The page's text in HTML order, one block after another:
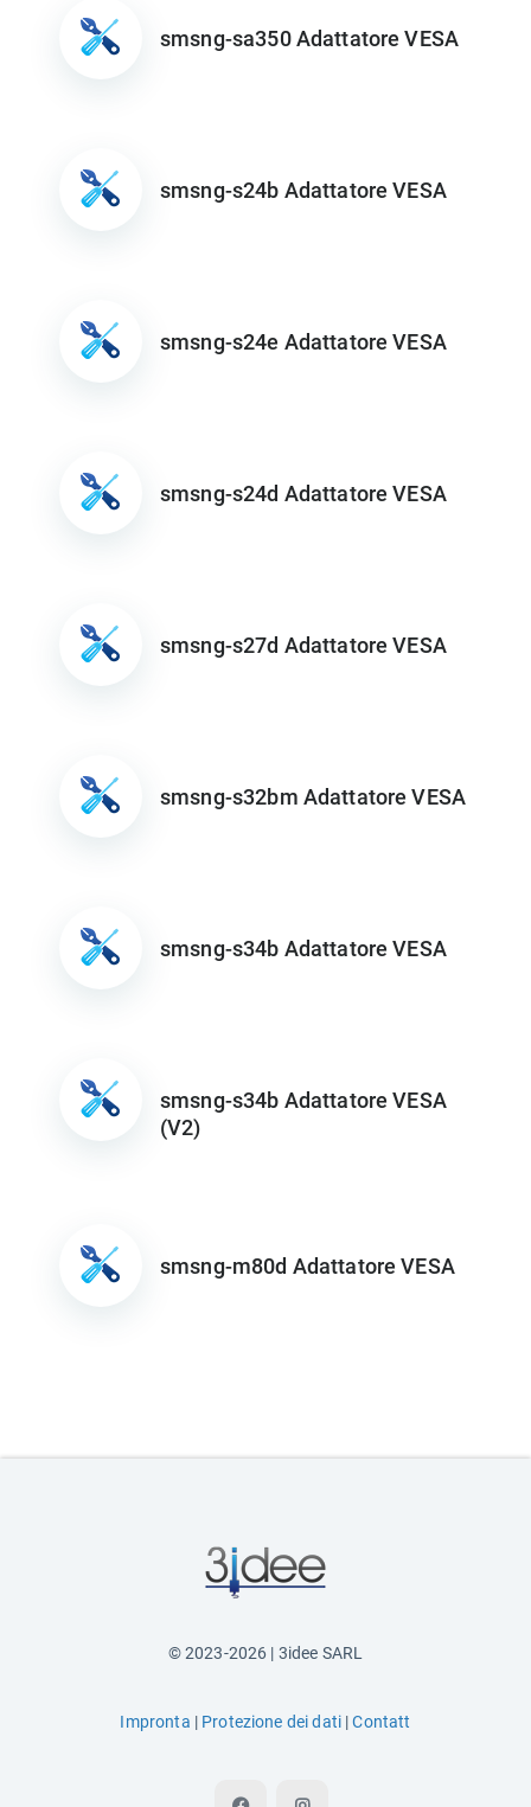
smsng-sa350 Adattatore VESA
smsng-s24b Adattatore VESA
smsng-s24e Adattatore VESA
smsng-s24d Adattatore VESA
smsng-s27d Adattatore VESA
smsng-s32bm Adattatore VESA
smsng-s34b Adattatore VESA
smsng-s34b Adattatore VESA
(V2)
smsng-m80d Adattatore VESA
© 2023-2026 | 3idee SARL
Impronta | Protezione dei dati |Contatt